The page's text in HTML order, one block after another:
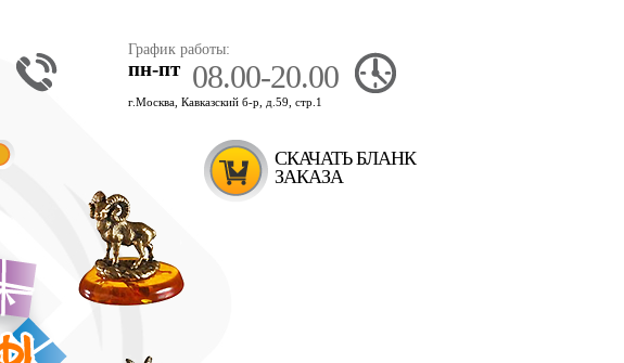
График работы:
пн-пт 08.00-20.00
г.Москва, Кавказский б-р, д.59, стр.1
СКАЧАТЬ БЛАНК
ЗАКАЗА